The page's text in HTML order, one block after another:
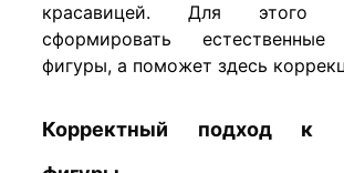
красавицей. Для этого
сформировать естественные
фигуры, а поможет здесь
Корректный подход к